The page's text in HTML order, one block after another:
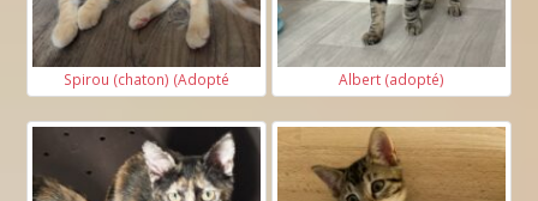
Spirou (chaton) (Adopté Albert (adopté)